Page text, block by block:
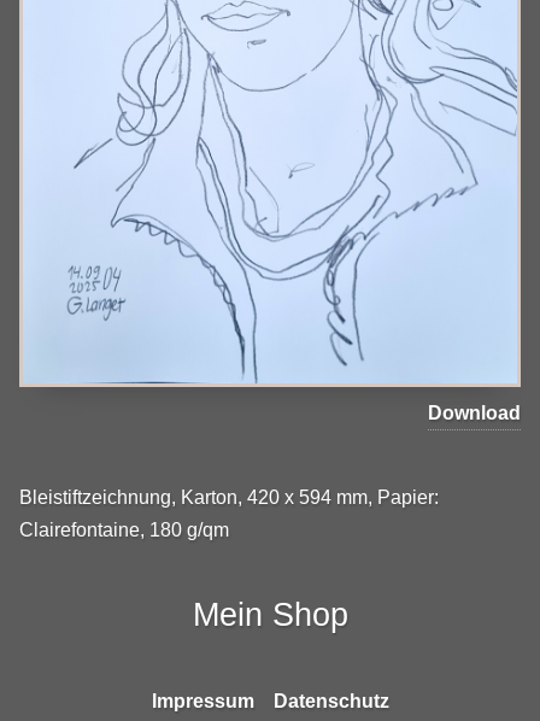
Download
Bleistiftzeichnung, Karton, 420 x 594 mm, Papier:
Clairefontaine, 180 g/qm
Impressum Datenschutz
Mein Shop